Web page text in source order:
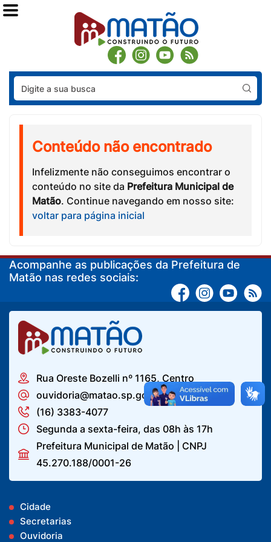
Conteúdo não encontrado
Infelizmente não conseguimos encontrar o
conteúdo no site da Prefeitura Municipal de
Matão. Continue navegando em nosso site:
voltar para página inicial
Acompanhe as publicações da Prefeitura de
Matão nas redes sociais:
Rua Oreste Bozelli nº 1165, Centro
ouvidoria@matao.sp.gov.br
(16) 3383-4077
Segunda a sexta-feira, das 08h às 17h
Prefeitura Municipal de Matão | CNPJ
45.270.188/0001-26
Cidade
Secretarias
Ouvidoria